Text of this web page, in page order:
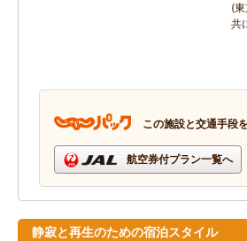
(
共
この施設と交通手段
航空券付プラン一覧へ
静寂と再生のための宿泊スタイル